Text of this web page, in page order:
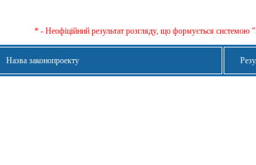
* - Неофіційний результат розгляду, що формується сиcтемою
Назва законопроекту